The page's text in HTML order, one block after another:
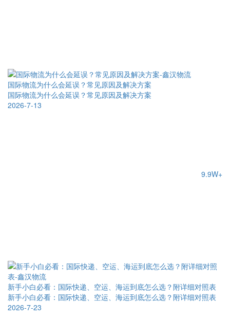
国际物流为什么会延误？常见原因及解决方案
国际物流为什么会延误？常见原因及解决方案
2026-7-13
9.9W+
新手小白必看：国际快递、空运、海运到底怎么选？附详细对照表
新手小白必看：国际快递、空运、海运到底怎么选？附详细对照表
2026-7-23